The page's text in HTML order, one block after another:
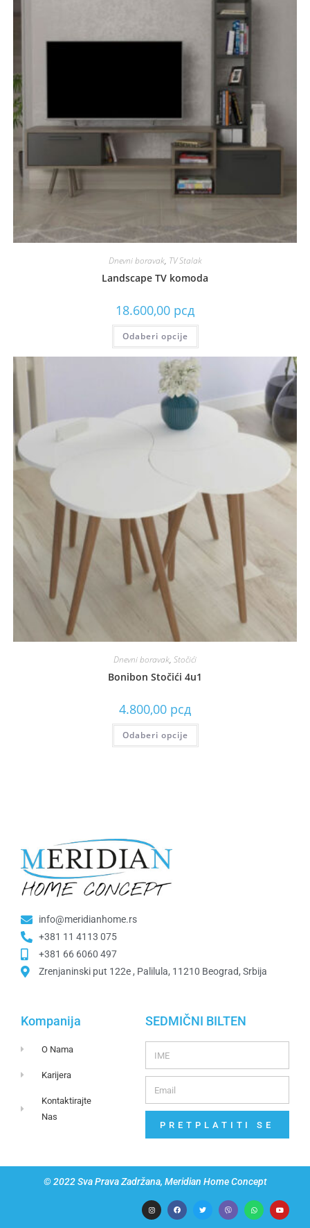
Dnevni boravak, TV Stalak
Landscape TV komoda
18.600,00 рсд
Odaberi opcije
Dnevni boravak, Stočići
Bonibon Stočići 4u1
4.800,00 рсд
Odaberi opcije
info@meridianhome.rs
+381 11 4113 075
+381 66 6060 497
Zrenjaninski put 122e , Palilula, 11210 Beograd, Srbija
Kompanija
O Nama
Karijera
Kontaktirajte
Nas
SEDMIČNI BILTEN
PRETPLATITI SE
© 2022 Sva Prava Zadržana, Meridian Home Concept